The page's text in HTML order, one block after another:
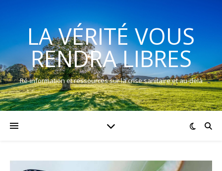
LA VÉRITÉ VOUS
RENDRA LIBRES
Ré-information et ressources sur la crise sanitaire et au-delà